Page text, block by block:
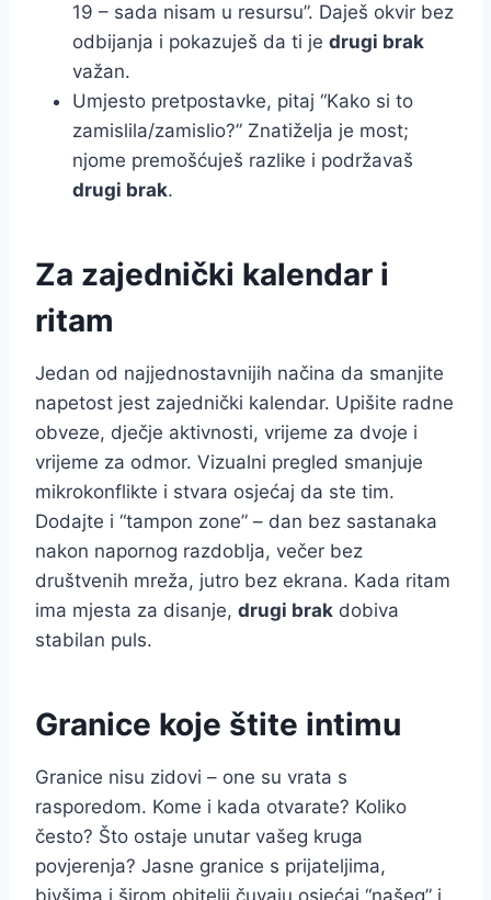
19 – sada nisam u resursu”. Daješ okvir bez
odbijanja i pokazuješ da ti je drugi brak
važan.
Umjesto pretpostavke, pitaj “Kako si to
zamislila/zamislio?” Znatiželja je most;
njome premošćuješ razlike i podržavaš
drugi brak.
Za zajednički kalendar i
ritam
Jedan od najjednostavnijih načina da smanjite
napetost jest zajednički kalendar. Upišite radne
obveze, dječje aktivnosti, vrijeme za dvoje i
vrijeme za odmor. Vizualni pregled smanjuje
mikrokonflikte i stvara osjećaj da ste tim.
Dodajte i “tampon zone” – dan bez sastanaka
nakon napornog razdoblja, večer bez
društvenih mreža, jutro bez ekrana. Kada ritam
ima mjesta za disanje, drugi brak dobiva
stabilan puls.
Granice koje štite intimu
Granice nisu zidovi – one su vrata s
rasporedom. Kome i kada otvarate? Koliko
često? Što ostaje unutar vašeg kruga
povjerenja? Jasne granice s prijateljima,